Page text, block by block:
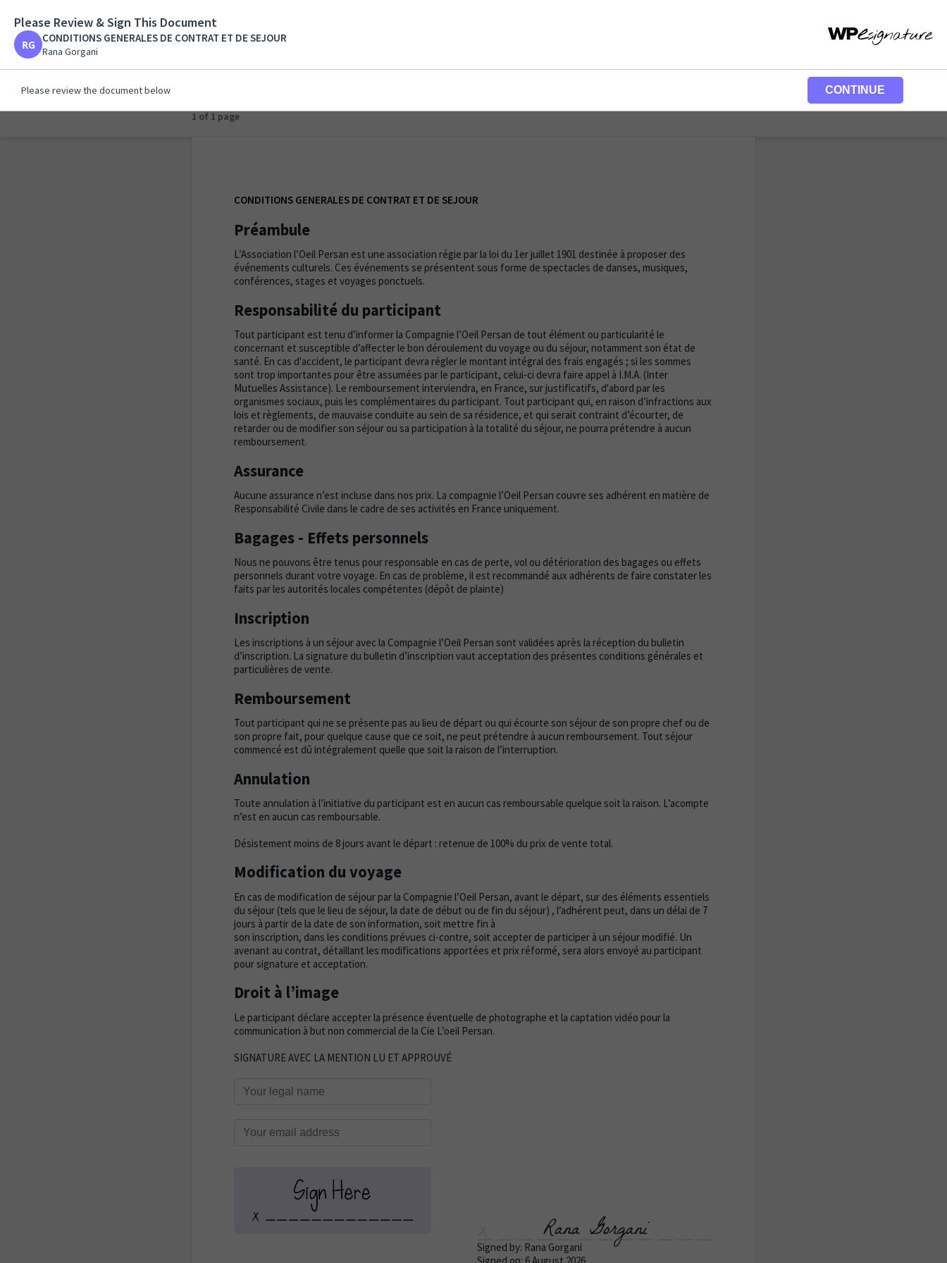
Rana Gorgani
1 of 1 page
CONDITIONS GENERALES DE CONTRAT ET DE SEJOUR
Préambule
L’Association l’Oeil Persan est une association régie par la loi du 1er juillet 1901 destinée à proposer des
événements culturels. Ces événements se présentent sous forme de spectacles de danses, musiques,
conférences, stages et voyages ponctuels.
Responsabilité du participant
Tout participant est tenu d’informer la Compagnie l’Oeil Persan de tout élément ou particularité le
concernant et susceptible d’affecter le bon déroulement du voyage ou du séjour, notamment son état de
santé. En cas d'accident, le participant devra régler le montant intégral des frais engagés ; si les sommes
sont trop importantes pour être assumées par le participant, celui-ci devra faire appel à I.M.A. (Inter
Mutuelles Assistance). Le remboursement interviendra, en France, sur justificatifs, d'abord par les
organismes sociaux, puis les complémentaires du participant. Tout participant qui, en raison d’infractions aux
lois et règlements, de mauvaise conduite au sein de sa résidence, et qui serait contraint d’écourter, de
retarder ou de modifier son séjour ou sa participation à la totalité du séjour, ne pourra prétendre à aucun
remboursement.
Assurance
Aucune assurance n’est incluse dans nos prix. La compagnie l’Oeil Persan couvre ses adhérent en matière de
Responsabilité Civile dans le cadre de ses activités en France uniquement.
Bagages - Effets personnels
Nous ne pouvons être tenus pour responsable en cas de perte, vol ou détérioration des bagages ou effets
personnels durant votre voyage. En cas de problème, il est recommandé aux adhérents de faire constater les
faits par les autorités locales compétentes (dépôt de plainte)
Inscription
Les inscriptions à un séjour avec la Compagnie l’Oeil Persan sont validées après la réception du bulletin
d’inscription. La signature du bulletin d’inscription vaut acceptation des présentes conditions générales et
particulières de vente.
Remboursement
Tout participant qui ne se présente pas au lieu de départ ou qui écourte son séjour de son propre chef ou de
son propre fait, pour quelque cause que ce soit, ne peut prétendre à aucun remboursement. Tout séjour
commencé est dû intégralement quelle que soit la raison de l’interruption.
Annulation
Toute annulation à l’initiative du participant est en aucun cas remboursable quelque soit la raison. L’acompte
n’est en aucun cas remboursable.
Désistement moins de 8 jours avant le départ : retenue de 100% du prix de vente total.
Modification du voyage
En cas de modification de séjour par la Compagnie l’Oeil Persan, avant le départ, sur des éléments essentiels
du séjour (tels que le lieu de séjour, la date de début ou de fin du séjour) , l’adhérent peut, dans un délai de 7
jours à partir de la date de son information, soit mettre fin à
son inscription, dans les conditions prévues ci-contre, soit accepter de participer à un séjour modifié. Un
avenant au contrat, détaillant les modifications apportées et prix réformé, sera alors envoyé au participant
pour signature et acceptation.
Droit à l’image
Le participant déclare accepter la présence éventuelle de photographe et la captation vidéo pour la
communication à but non commercial de la Cie L’oeil Persan.
SIGNATURE AVEC LA MENTION LU ET APPROUVÉ
Rana Gorgani
Signed by: Rana Gorgani
Signed on: 6 August 2026
Please Review & Sign This Document
CONDITIONS GENERALES DE CONTRAT ET DE SEJOUR
Rana Gorgani
Please review the document below CONTINUE